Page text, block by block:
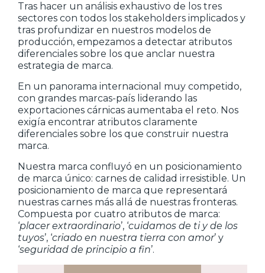
Tras hacer un análisis exhaustivo de los tres
sectores con todos los stakeholders implicados y
tras profundizar en nuestros modelos de
producción, empezamos a detectar atributos
diferenciales sobre los que anclar nuestra
estrategia de marca.
En un panorama internacional muy competido,
con grandes marcas-país liderando las
exportaciones cárnicas aumentaba el reto. Nos
exigía encontrar atributos claramente
diferenciales sobre los que construir nuestra
marca.
Nuestra marca confluyó en un posicionamiento
de marca único: carnes de calidad irresistible. Un
posicionamiento de marca que representará
nuestras carnes más allá de nuestras fronteras.
Compuesta por cuatro atributos de marca:
‘placer extraordinario’, ‘cuidamos de ti y de los
tuyos’, ‘criado en nuestra tierra con amor’ y
‘seguridad de principio a fin’.